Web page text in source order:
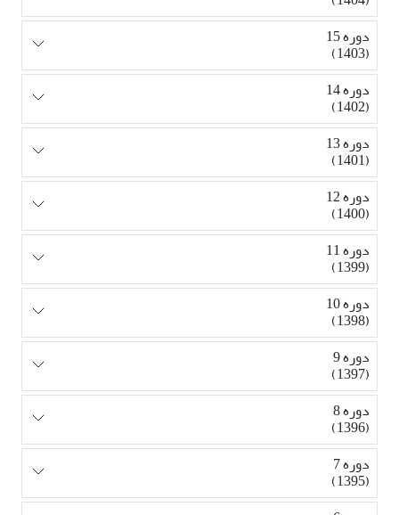
دوره 15
(1403)
دوره 14
(1402)
دوره 13
(1401)
دوره 12
(1400)
دوره 11
(1399)
دوره 10
(1398)
دوره 9
(1397)
دوره 8
(1396)
دوره 7
(1395)